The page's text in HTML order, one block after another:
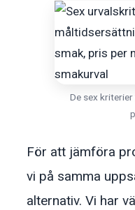
De sex
För att jämföra
vi på samma
alternativ. Vi har